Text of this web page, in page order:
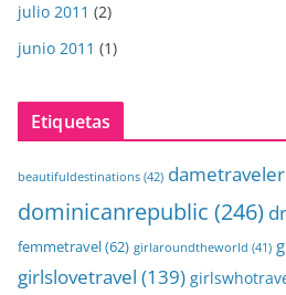
julio 2011 (2)
junio 2011 (1)
Etiquetas
beautifuldestinations (42) dametraveler
dominicanrepublic (246) dr
femmetravel(62) girlaroundtheworld (41)
girlslovetravel (139)